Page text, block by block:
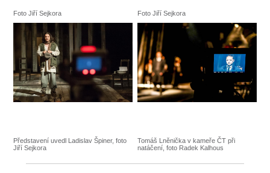
Foto Jiří Sejkora Foto Jiří Sejkora
Představení uvedl Ladislav Špiner, foto
Jiří Sejkora
Tomáš Lněnička v kameře ČT při
natáčení, foto Radek Kalhous